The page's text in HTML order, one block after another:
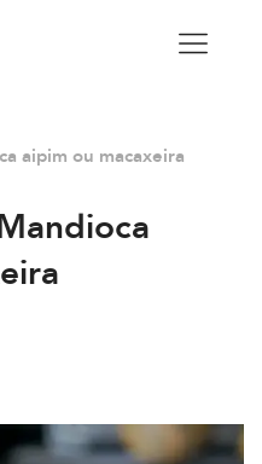
aipim ou macaxeira